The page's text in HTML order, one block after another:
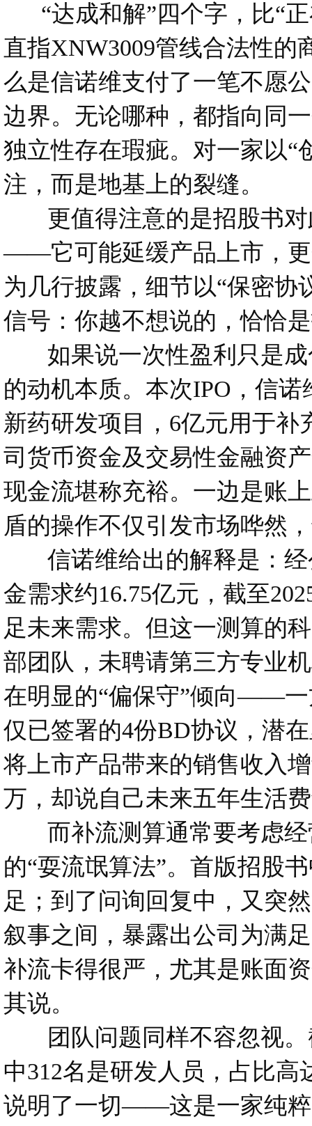
“达成和解”四个字，比“正
直指XNW3009管线合法性的
么是信诺维支付了一笔不愿
边界。无论哪种，都指向同
独立性存在瑕疵。对一家以“
注，而是地基上的裂缝。
更值得注意的是招股书对
——它可能延缓产品上市，更
为几行披露，细节以“保密协
信号：你越不想说的，恰恰
如果说一次性盈利只是成
的动机本质。本次IPO，信
新药研发项目，6亿元用于补
司货币资金及交易性金融资
现金流堪称充裕。一边是账
盾的操作不仅引发市场哗然
信诺维给出的解释是：经
金需求约16.75亿元，截至
足未来需求。但这一测算的
部团队，未聘请第三方专业
在明显的“偏保守”倾向——一
仅已签署的4份BD协议，潜
将上市产品带来的销售收入
万，却说自己未来五年生活
而补流测算通常要考虑经
的“耍流氓算法”。首版招股
足；到了问询回复中，又突
叙事之间，暴露出公司为满
补流卡得很严，尤其是账面
其说。
团队问题同样不容忽视。
中312名是研发人员，占比高
说明了一切——这是一家纯粹